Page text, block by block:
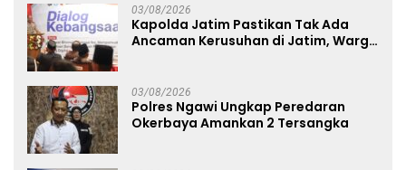
03/08/2026
Kapolda Jatim Pastikan Tak Ada
Ancaman Kerusuhan di Jatim, Warga
03/08/2026
Polres Ngawi Ungkap Peredaran
Okerbaya Amankan 2 Tersangka